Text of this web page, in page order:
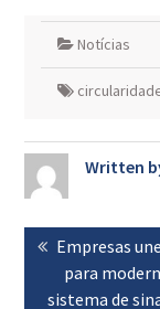
Notícias
Written
Navegação
de
artigos
Previous
post:
Empresas
para
sistema de